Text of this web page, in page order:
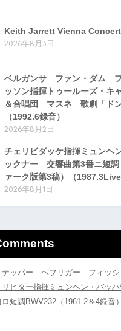
Keith Jarrett Vienna
2026年8月3日
ベルガンサ ファン・ダム
ッソン指揮トゥールーズ・キ
＆合唱団 マスネ 歌劇「ドン
（1992.6録音）
2026年8月2日
チェリビダッケ指揮ミュン
ックナー 交響曲第3番ニ短調
ァーク版第3稿）（1987.3Live
2026年8月1日
ッパー ヘフリガー フィッシ
ター指揮ミュンヘン・バッ
短調BWV232（1961.2＆4録音）